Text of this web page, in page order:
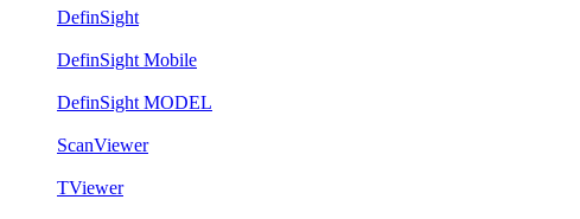
DefinSight
DefinSight Mobile
DefinSight MODEL
ScanViewer
TViewer